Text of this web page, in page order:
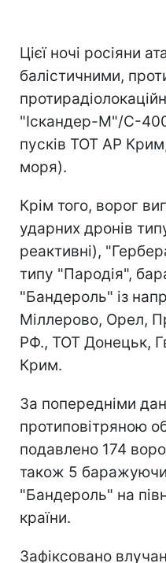
Цієї ночі росіяни
балістичними,
"Іскандер-М"/С-
пусків ТОТ АР
моря).
Крім того, ворог
ударних дронів
реактивні),
типу "Пародія",
"Бандероль" із
Міллерово, Орел,
РФ., ТОТ Донецьк,
Крим.
За попередніми
протиповітряною
подавлено 174
також 5
"Бандероль" на
країни.
Зафіксовано